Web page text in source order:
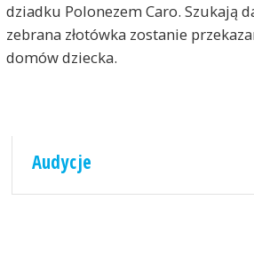
dziadku Polonezem Caro. Szukają
zebrana złotówka zostanie
domów dziecka.
Audycje